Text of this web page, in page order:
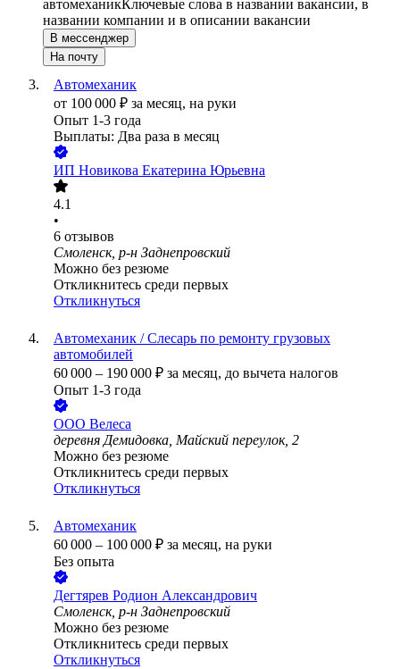
автомеханикКлючевые слова в названии вакансии, в
названии компании и в описании вакансии
В мессенджер
На почту
Автомеханик
от 100 000 ₽ за месяц, на руки
Опыт 1-3 года
Выплаты: Два раза в месяц
ИП Новикова Екатерина Юрьевна
4.1
•
6 отзывов
Смоленск, р-н Заднепровский
Можно без резюме
Откликнитесь среди первых
Откликнуться
Автомеханик / Слесарь по ремонту грузовых
автомобилей
60 000 – 190 000 ₽ за месяц, до вычета налогов
Опыт 1-3 года
ООО Велеса
деревня Демидовка, Майский переулок, 2
Можно без резюме
Откликнитесь среди первых
Откликнуться
Автомеханик
60 000 – 100 000 ₽ за месяц, на руки
Без опыта
Дегтярев Родион Александрович
Смоленск, р-н Заднепровский
Можно без резюме
Откликнитесь среди первых
Откликнуться